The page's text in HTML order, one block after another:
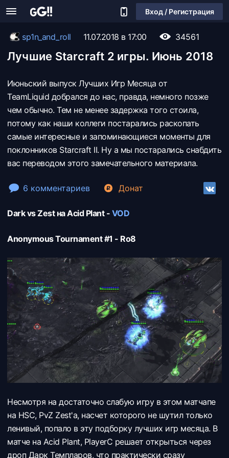
Вход / Регистрация
sp1n_and_roll 11.07.2018 в 17:00 34561
Лучшие Starcraft 2 игры. Июнь 2018
Июньский выпуск Лучших Игр Месяца от
TeamLiquid добрался до нас, правда, немного позже
чем обычно. Тем не менее задержка того стоила,
потому как наши коллеги постарались раскопать
самые интересные и запоминающиеся моменты для
поклонников Starcraft II. Ну а мы постарались снабдить
вас переводом этого замечательного материала.
6 комментариев Донат
Dark vs Zest на Acid Plant - VOD
Anonymous Tournament #1 - Ro8
Несмотря на достаточно слабую игру в этом матчапе
на HSC, PvZ Zest'a, насчет которого не шутил только
ленивый, попало в эту подборку лучших игр месяца. В
матче на Acid Plant, PlayerC решает открыться через
дроп Дарк Темпларов, что практически сразу